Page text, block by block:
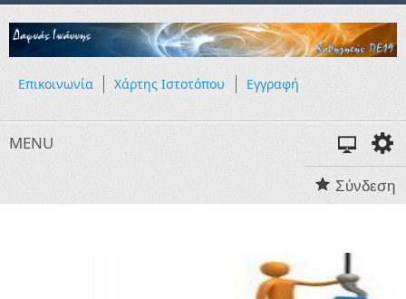
Επικοινωνία Χάρτης Ιστοτόπου Εγγραφή
MENU
Σύνδεση